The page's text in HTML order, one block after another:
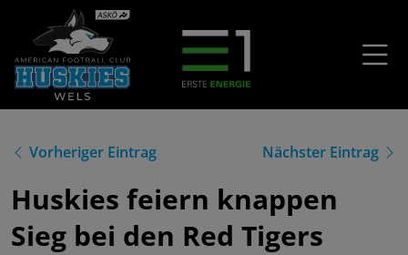
Vorheriger Eintrag Nächster Eintrag
Huskies feiern knappen
Sieg bei den Red Tigers